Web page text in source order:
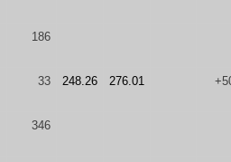
186
33 248.26 276.01
346